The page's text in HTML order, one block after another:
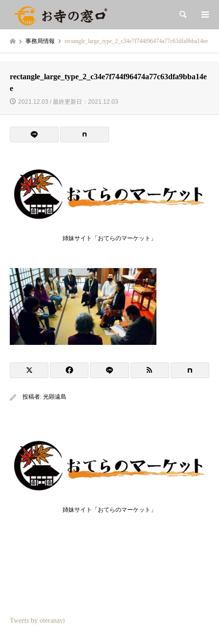
検索
事務局情報 rectangle_large_type_2_c34e7f744f96474a77c63dfa9bba14ee
rectangle_large_type_2_c34e7f744f96474a77c63dfa9bba14e
e
2021.12.03 / 最終更新日：2021.12.03
姉妹サイト「おてらのマーケット」
投稿者: 光顕遠島
姉妹サイト「おてらのマーケット」
Tweets by oteranavi